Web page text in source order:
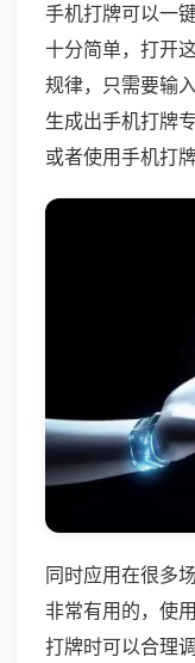
手机打牌可以一
十分简单，打开
规律，只需要输
生成出手机打牌
或者使用手机打
同时应用在很多
非常有用的，使
打牌时可以合理